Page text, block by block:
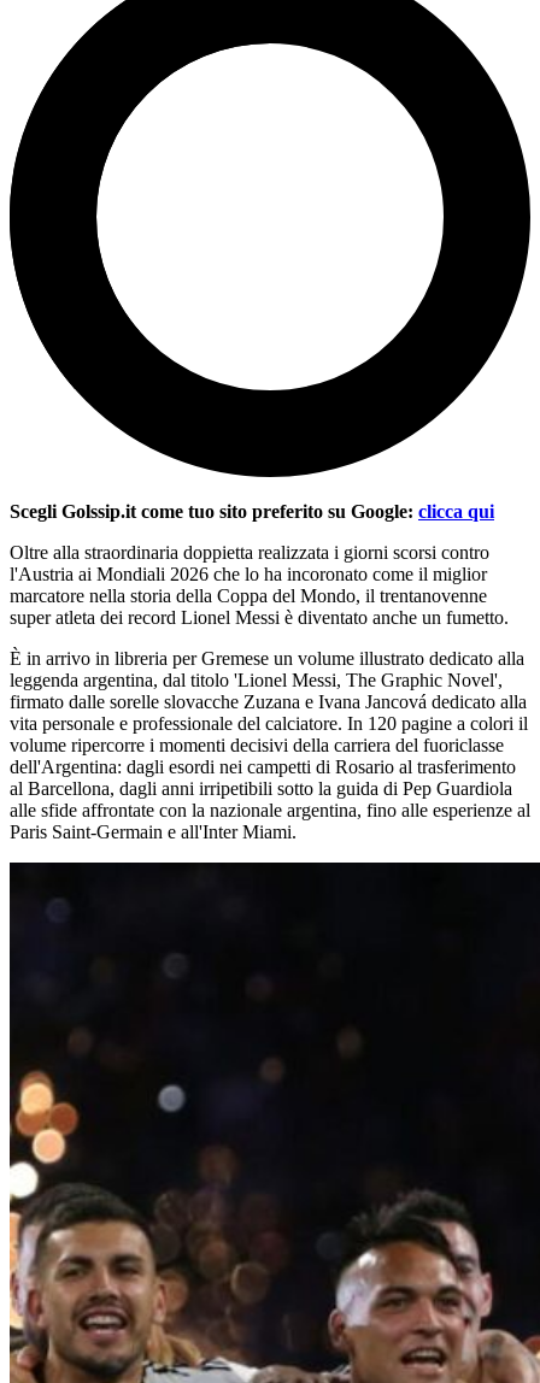
Scegli Golssip.it come tuo sito preferito su Google: clicca qui
Oltre alla straordinaria doppietta realizzata i giorni scorsi contro
l'Austria ai Mondiali 2026 che lo ha incoronato come il miglior
marcatore nella storia della Coppa del Mondo, il trentanovenne
super atleta dei record Lionel Messi è diventato anche un fumetto.
È in arrivo in libreria per Gremese un volume illustrato dedicato alla
leggenda argentina, dal titolo 'Lionel Messi, The Graphic Novel',
firmato dalle sorelle slovacche Zuzana e Ivana Jancová dedicato alla
vita personale e professionale del calciatore. In 120 pagine a colori il
volume ripercorre i momenti decisivi della carriera del fuoriclasse
dell'Argentina: dagli esordi nei campetti di Rosario al trasferimento
al Barcellona, dagli anni irripetibili sotto la guida di Pep Guardiola
alle sfide affrontate con la nazionale argentina, fino alle esperienze al
Paris Saint-Germain e all'Inter Miami.